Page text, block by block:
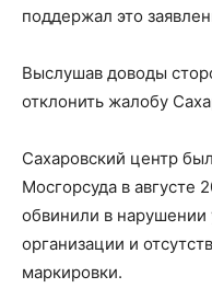
поддержал это
Выслушав доводы
отклонить жалобу
Сахаровский центр был
Мосгорсуда в августе
обвинили в нарушении
организации и
маркировки.